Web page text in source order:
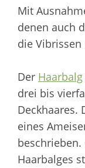
Mit
denen auch
die
Der Haarbalg
drei bis
Deckhaares.
eines
beschrieben.
Haarbalges